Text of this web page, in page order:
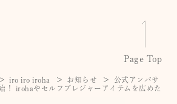
Page Top
iro iro iroha お知らせ
公式アンバサ
！ irohaやセルフプレジャーアイテムを広めた